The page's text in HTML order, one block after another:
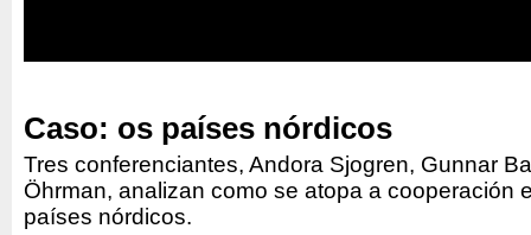
Caso: os países nórdicos
Tres conferenciantes, Andora Sjogren, Gunnar
Öhrman, analizan como se atopa a cooperación
países nórdicos.